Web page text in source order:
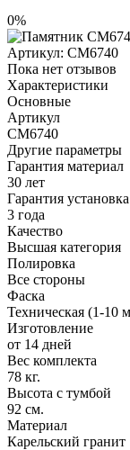
0%
Артикул: CM6740
Пока нет отзывов
Характеристики
Основные
Артикул
CM6740
Другие параметры
Гарантия материал
30 лет
Гарантия установка
3 года
Качество
Высшая категория
Полировка
Все стороны
Фаска
Техническая (1-10
Изготовление
от 14 дней
Вес комплекта
78 кг.
Высота с тумбой
92 см.
Материал
Карельский гранит